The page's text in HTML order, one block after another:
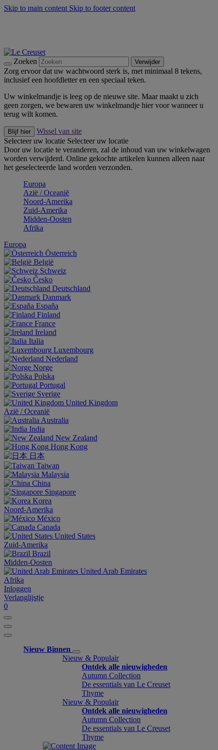
Skip to main content Skip to footer content
Zoeken Verwijder
Zorg ervoor dat uw wachtwoord sterk is, met minimaal 8 tekens,
inclusief een hoofdletter en een speciaal teken.
Uw winkelmandje is leeg op de nieuwe site. Maar maakt u zich
geen zorgen, we bewaren uw winkelmandje hier voor wanneer u
terug wilt komen.
Blijf hier
Wissel van site
Selecteer uw locatie Selecteer uw locatie
Door uw locatie te veranderen, zal de inhoud van uw winkelwagen
worden verwijderd. Online gekochte artikelen kunnen alleen naar
het geselecteerde land worden verzonden.
Europa
Aziё / Oceaniё
Noord-Amerika
Zuid-Amerika
Midden-Oosten
Afrika
Europa
Österreich
België
Schweiz
Česko
Deutschland
Danmark
España
Finland
France
Ireland
Italia
Luxembourg
Nederland
Norge
Polska
Portugal
Sverige
United Kingdom
Aziё / Oceaniё
Australia
India
New Zealand
Hong Kong
日本
Taiwan
Malaysia
China
Singapore
Korea
Noord-Amerika
México
Canada
United States
Zuid-Amerika
Brazil
Midden-Oosten
United Arab Emirates
Afrika
Inloggen
Verlanglijstje
0
Nieuw Binnen
Nieuw & Populair
Ontdek alle nieuwigheden
Autumn Collection
De essentials van Le Creuset
Thyme
Nieuw & Populair
Ontdek alle nieuwigheden
Autumn Collection
De essentials van Le Creuset
Thyme